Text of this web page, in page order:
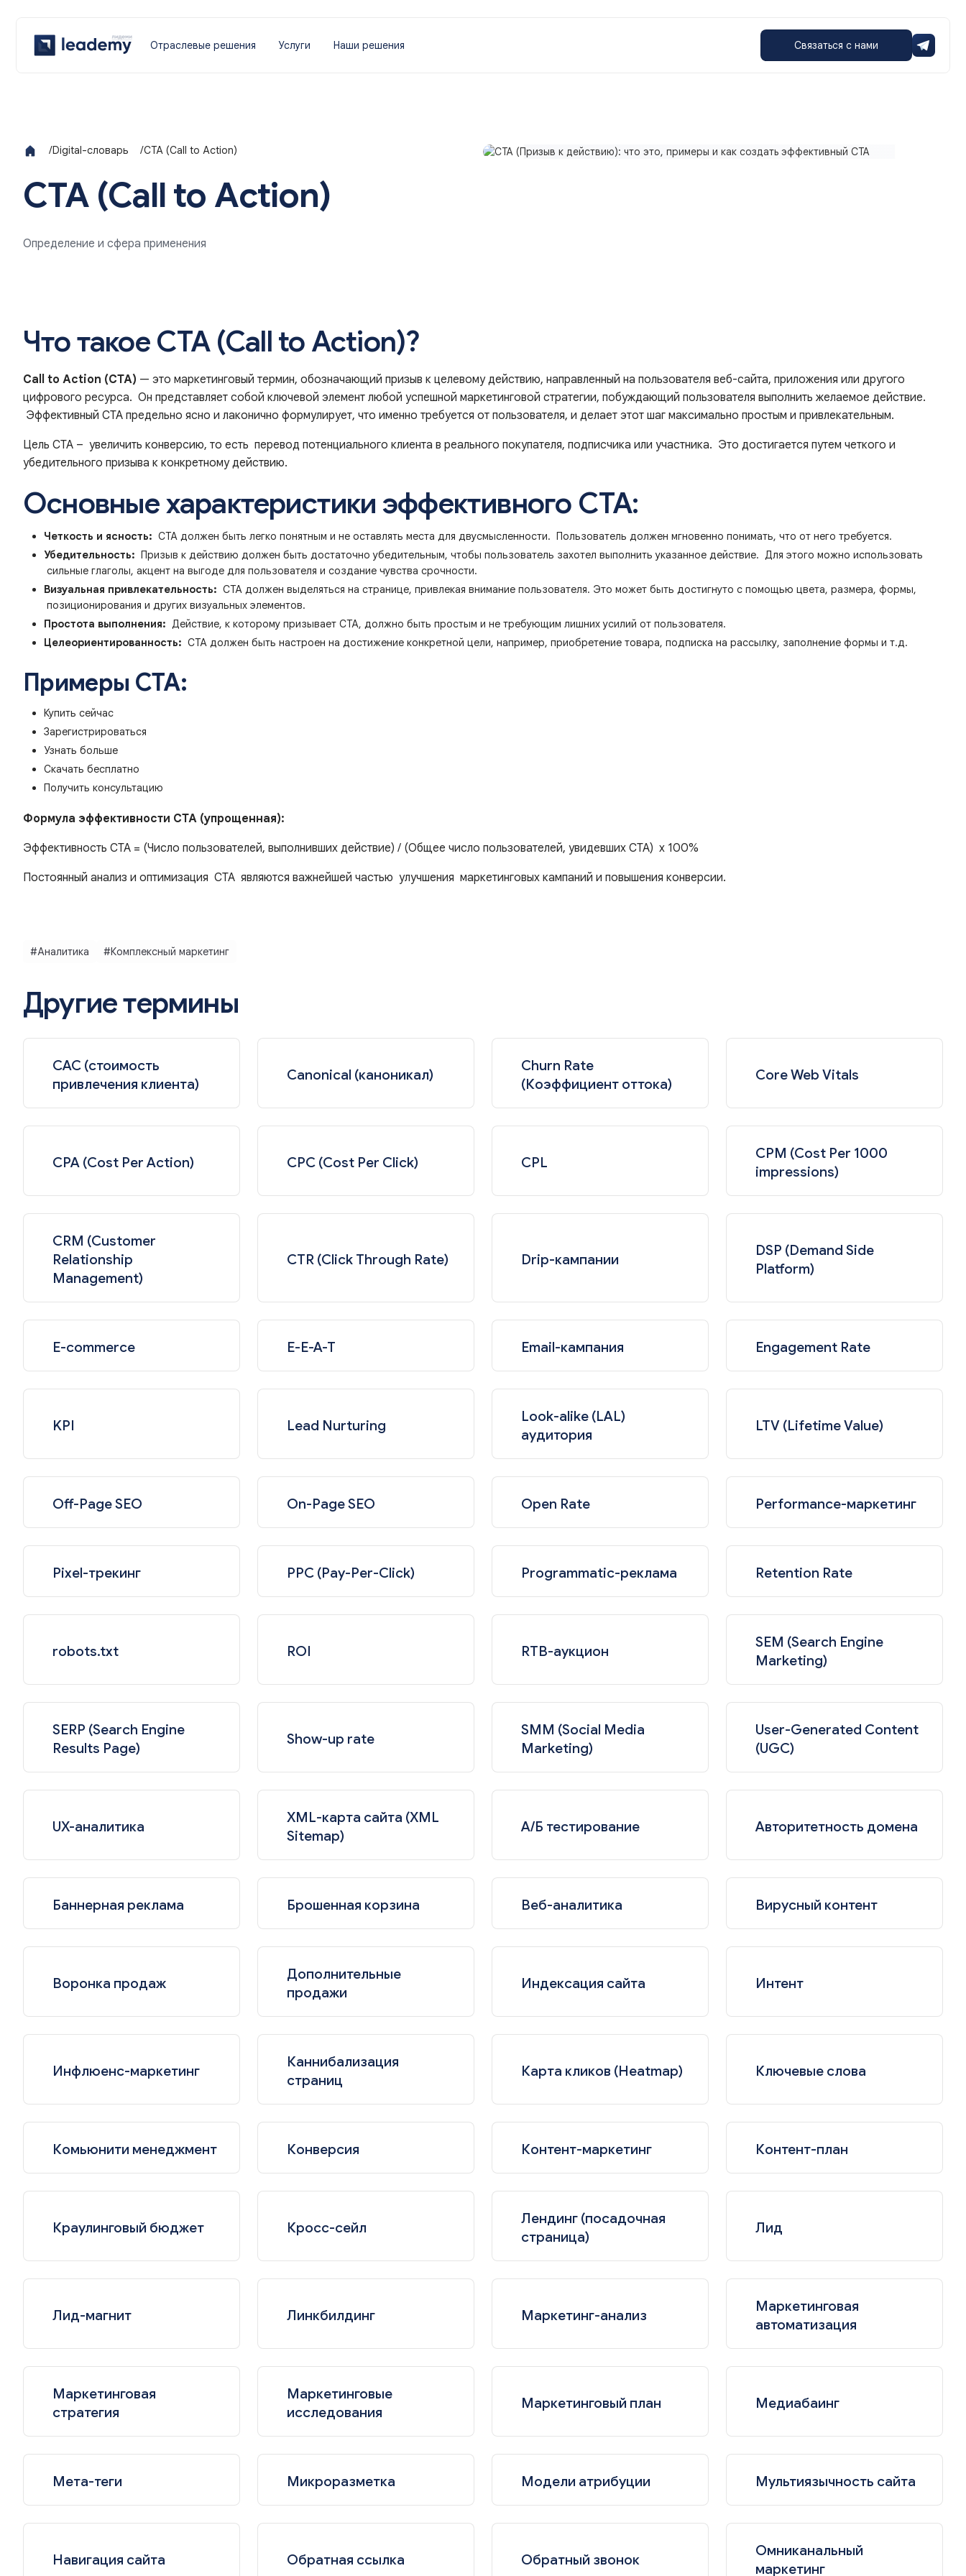
Отраслевые решения Услуги Наши решения Связаться с нами
/Digital-словарь /CTA (Call to Action)
CTA (Call to Action)
Определение и сфера применения
Что такое CTA (Call to Action)?
Call to Action (CTA) — это маркетинговый термин, обозначающий призыв к целевому действию, направленный на пользователя веб-сайта, приложения или другого
цифрового ресурса. Он представляет собой ключевой элемент любой успешной маркетинговой стратегии, побуждающий пользователя выполнить желаемое действие.
Эффективный CTA предельно ясно и лаконично формулирует, что именно требуется от пользователя, и делает этот шаг максимально простым и привлекательным.
Цель CTA – увеличить конверсию, то есть перевод потенциального клиента в реального покупателя, подписчика или участника. Это достигается путем четкого и
убедительного призыва к конкретному действию.
Основные характеристики эффективного CTA:
Четкость и ясность: CTA должен быть легко понятным и не оставлять места для двусмысленности. Пользователь должен мгновенно понимать, что от него требуется.
Убедительность: Призыв к действию должен быть достаточно убедительным, чтобы пользователь захотел выполнить указанное действие. Для этого можно использовать
сильные глаголы, акцент на выгоде для пользователя и создание чувства срочности.
Визуальная привлекательность: CTA должен выделяться на странице, привлекая внимание пользователя. Это может быть достигнуто с помощью цвета, размера, формы,
позиционирования и других визуальных элементов.
Простота выполнения: Действие, к которому призывает CTA, должно быть простым и не требующим лишних усилий от пользователя.
Целеориентированность: CTA должен быть настроен на достижение конкретной цели, например, приобретение товара, подписка на рассылку, заполнение формы и т.д.
Примеры CTA:
Купить сейчас
Зарегистрироваться
Узнать больше
Скачать бесплатно
Получить консультацию
Формула эффективности CTA (упрощенная):
Эффективность CTA = (Число пользователей, выполнивших действие) / (Общее число пользователей, увидевших CTA) x 100%
Постоянный анализ и оптимизация CTA являются важнейшей частью улучшения маркетинговых кампаний и повышения конверсии.
#Аналитика #Комплексный маркетинг
Другие термины
CAC (стоимость
привлечения клиента)
Canonical (каноникал)
Churn Rate
(Коэффициент оттока)
Core Web Vitals
CPA (Cost Per Action) CPC (Cost Per Click) CPL
CPM (Cost Per 1000
impressions)
CRM (Customer
Relationship
Management)
CTR (Click Through Rate) Drip-кампании
DSP (Demand Side
Platform)
E-commerce E-E-A-T Email-кампания Engagement Rate
KPI Lead Nurturing
Look-alike (LAL)
аудитория
LTV (Lifetime Value)
Off-Page SEO On-Page SEO Open Rate Performance-маркетинг
Pixel-трекинг PPC (Pay-Per-Click) Programmatic-реклама Retention Rate
robots.txt ROI RTB-аукцион
SEM (Search Engine
Marketing)
SERP (Search Engine
Results Page)
Show-up rate
SMM (Social Media
Marketing)
User-Generated Content
(UGC)
UX-аналитика
XML-карта сайта (XML
Sitemap)
А/Б тестирование Авторитетность домена
Баннерная реклама Брошенная корзина Веб-аналитика Вирусный контент
Воронка продаж
Дополнительные
продажи
Индексация сайта Интент
Инфлюенс-маркетинг
Каннибализация
страниц
Карта кликов (Heatmap) Ключевые слова
Комьюнити менеджмент Конверсия Контент-маркетинг Контент-план
Краулинговый бюджет Кросс-сейл
Лендинг (посадочная
страница)
Лид
Лид-магнит Линкбилдинг Маркетинг-анализ
Маркетинговая
автоматизация
Маркетинговая
стратегия
Маркетинговые
исследования
Маркетинговый план Медиабаинг
Мета-теги Микроразметка Модели атрибуции Мультиязычность сайта
Навигация сайта Обратная ссылка Обратный звонок
Омниканальный
маркетинг